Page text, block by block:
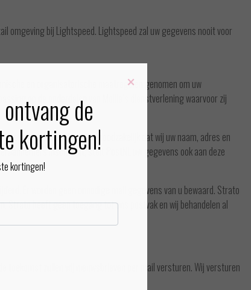
omgeving bij Lightspeed. Lightspeed zal uw gegevens nooit voor
en organisatorische maatregelen genomen om uw
op de onderdelen van Mollie’s dienstverlening waarvoor zij
Het is daarvoor noodzakelijk dat wij uw naam, adres en
inschakelt, stelt PostNL uw gegevens ook aan deze
Er worden geen onnodige mail gegevens van u bewaard. Strato
Strato heeft geen toegang tot ons postvak en wij behandelen al
toekomst zullen wij nieuwsbrieven per mail versturen. Wij versturen
×
de
kortingen!
kortingen!